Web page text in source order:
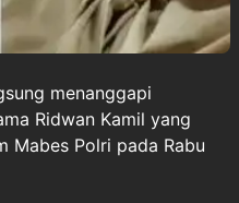
menanggapi
Ridwan Kamil yang
Mabes Polri pada Rabu